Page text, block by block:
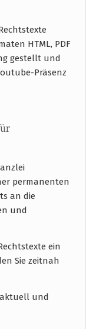
HTML, PDF
gestellt und
Präsenz
permanenten
an die
und
ein
Sie zeitnah
und